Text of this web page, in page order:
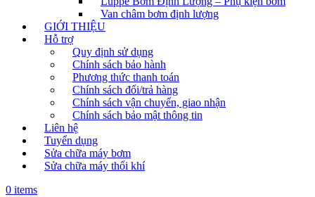
Van châm bơm định lượng
GIỚI THIỆU
Hỗ trợ
Quy định sử dụng
Chính sách bảo hành
Phương thức thanh toán
Chính sách đổi/trả hàng
Chính sách vận chuyển, giao nhận
Chính sách bảo mật thông tin
Liên hệ
Tuyển dụng
Sửa chữa máy bơm
Sửa chữa máy thổi khí
0 items